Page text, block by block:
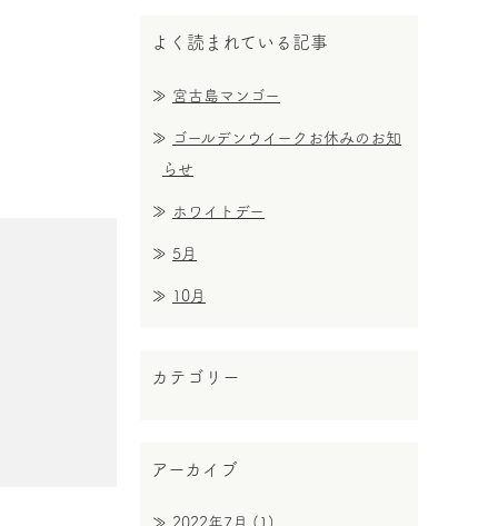
よく読まれている記事
宮古島マンゴー
ゴールデンウイークお休みのお知
らせ
ホワイトデー
5月
10月
カテゴリー
アーカイブ
2022年7月 (1)